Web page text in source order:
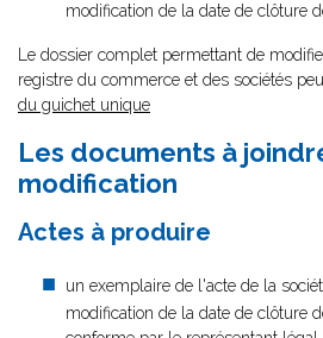
modification de la date de clôture
Le dossier complet permettant de
registre du commerce et des sociétés
du guichet unique
Les documents à
modification
Actes à produire
un exemplaire de l'acte de la
modification de la date de clôture